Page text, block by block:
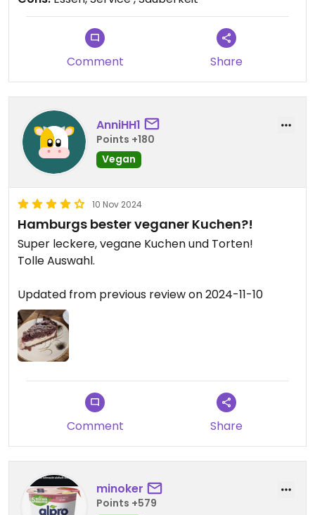
den Kaffee erhalten haben. Auch viele andere
Gäste haben sich beschwert, dass sie ihre
Getränke immer noch nicht erhalten haben.
Definitiv nicht zu empfehlen. Da gibt es eine
Comment Share
AnniHH1
Points +180
Vegan
10 Nov 2024
Hamburgs bester veganer Kuchen?!
Super leckere, vegane Kuchen und Torten!
Tolle Auswahl.
Updated from previous review on 2024-11-10
Comment Share
minoker
Points +579